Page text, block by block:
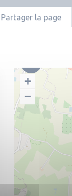
Partager la page
+
−